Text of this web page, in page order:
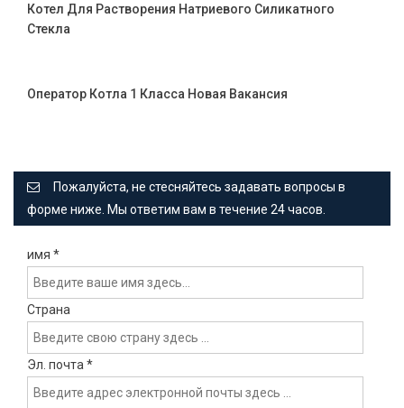
Котел Для Растворения Натриевого Силикатного
Стекла
Оператор Котла 1 Класса Новая Вакансия
Пожалуйста, не стесняйтесь задавать вопросы в
форме ниже. Мы ответим вам в течение 24 часов.
имя *
Страна
Эл. почта *